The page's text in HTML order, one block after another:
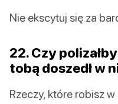
Nie ekscytuj się za
22. Czy
tobą doszedł w
Rzeczy, które robisz